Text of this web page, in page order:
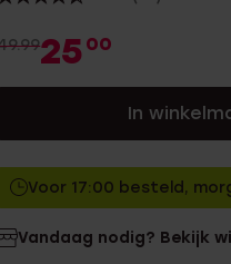
25 00
In
Voor 17:00 besteld,
Vandaag nodig? Bekijk